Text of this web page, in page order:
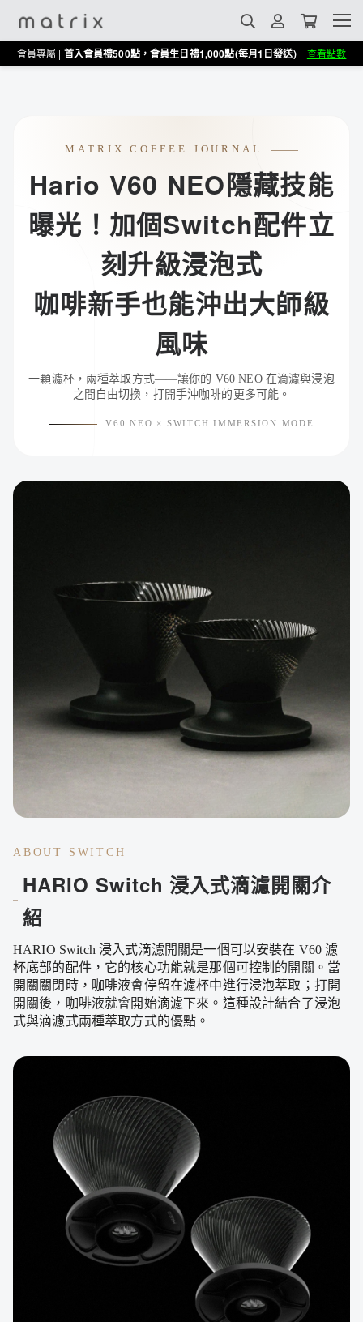
會員專屬 | 首入會員禮500點，會員生日禮1,000點(每月1日發送) 查看點數
MATRIX COFFEE JOURNAL
Hario V60 NEO隱藏技能
曝光！加個Switch配件立
刻升級浸泡式
咖啡新手也能沖出大師級
風味
一顆濾杯，兩種萃取方式——讓你的 V60 NEO 在滴濾與浸泡
之間自由切換，打開手沖咖啡的更多可能。
V60 NEO × SWITCH IMMERSION MODE
ABOUT SWITCH
HARIO Switch 浸入式滴濾開關介
紹
HARIO Switch 浸入式滴濾開關是一個可以安裝在 V60 濾
杯底部的配件，它的核心功能就是那個可控制的開關。當
開關關閉時，咖啡液會停留在濾杯中進行浸泡萃取；打開
開關後，咖啡液就會開始滴濾下來。這種設計結合了浸泡
式與滴濾式兩種萃取方式的優點。